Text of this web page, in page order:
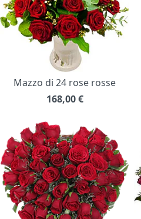
Mazzo di 24 rose rosse
168,00 €